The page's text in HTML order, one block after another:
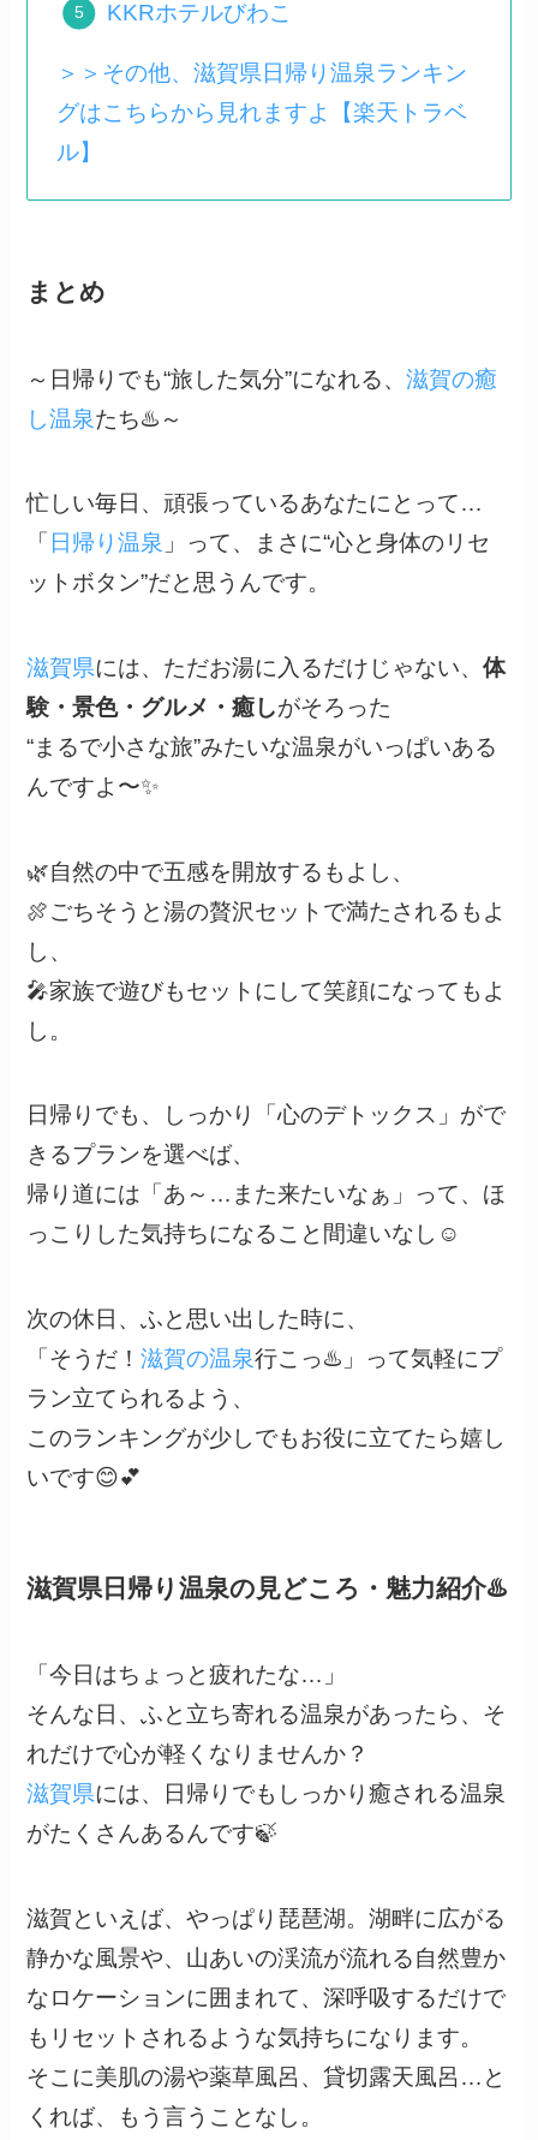
KKRホテルびわこ
＞＞その他、滋賀県日帰り温泉ランキン
グはこちらから見れますよ【楽天トラベ
ル】
まとめ
～日帰りでも“旅した気分”になれる、滋賀の癒
し温泉たち♨️～
忙しい毎日、頑張っているあなたにとって…
「 日帰り温泉 」って、まさに“心と身体のリセ
ットボタン”だと思うんです。
滋賀県には、ただお湯に入るだけじゃない、体
験・景色・グルメ・癒しがそろった
“まるで小さな旅”みたいな温泉がいっぱいある
んですよ〜✨
🌿自然の中で五感を開放するもよし、
🍖ごちそうと湯の贅沢セットで満たされるもよ
し、
🎤家族で遊びもセットにして笑顔になってもよ
し。
日帰りでも、しっかり「心のデトックス」がで
きるプランを選べば、
帰り道には「あ～…また来たいなぁ」って、ほ
っこりした気持ちになること間違いなし☺️
次の休日、ふと思い出した時に、
「そうだ！滋賀の温泉行こっ♨️」って気軽にプ
ラン立てられるよう、
このランキングが少しでもお役に立てたら嬉し
いです😊💕
滋賀県日帰り温泉の見どころ・魅力紹介♨️
「今日はちょっと疲れたな…」
そんな日、ふと立ち寄れる温泉があったら、そ
れだけで心が軽くなりませんか？
滋賀県には、日帰りでもしっかり癒される温泉
がたくさんあるんです🍃
滋賀といえば、やっぱり琵琶湖。湖畔に広がる
静かな風景や、山あいの渓流が流れる自然豊か
なロケーションに囲まれて、深呼吸するだけで
もリセットされるような気持ちになります。
そこに美肌の湯や薬草風呂、貸切露天風呂…と
くれば、もう言うことなし。